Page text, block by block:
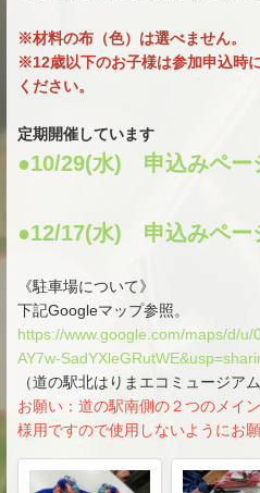
※材料の布（色）は選べません。
※12歳以下のお子様は参加申込時
ください。
定期開催しています
●10/29(水) 申込みペー
●12/17(水) 申込みペー
《駐車場について》
下記Googleマップ参照。
https://www.google.com/maps/d/u/
AY7w-
（道の駅北はりまエコミュージア
お願い：道の駅南側の２つのメイ
様用ですので使用しないようにお願